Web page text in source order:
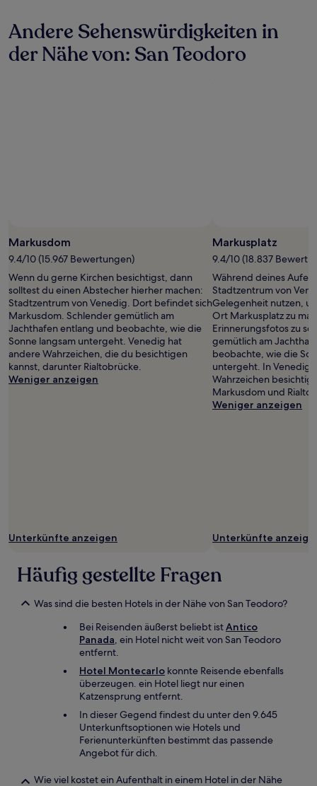
24 Stunden
für
einen
können
zusätzliche
gelten.
Andere Sehenswürdigkeiten in
der Nähe von: San Teodoro
Markusdom
9.4/10 (15.967 Bewertungen)
Wenn du gerne Kirchen besichtigst, dann
solltest du einen Abstecher hierher machen:
Stadtzentrum von Venedig. Dort befindet sich
Markusdom. Schlender gemütlich am
Jachthafen entlang und beobachte, wie die
Sonne langsam untergeht. Venedig hat
andere Wahrzeichen, die du besichtigen
kannst, darunter Rialtobrücke.
Weniger anzeigen
Unterkünfte anzeigen
Markusplatz
9.4/10 (18.837
Während deines
Stadtzentrum von
Gelegenheit nutzen,
Ort Markusplatz zu
Erinnerungsfotos zu
gemütlich am
beobachte, wie die
untergeht. In Venedig
Wahrzeichen
Markusdom und
Weniger anzeigen
Unterkünfte
Häufig gestellte Fragen
Was sind die besten Hotels in der Nähe von San Teodoro?
Bei Reisenden äußerst beliebt istAntico
Panada, ein Hotel nicht weit von San Teodoro
entfernt.
Hotel Montecarlo konnte Reisende ebenfalls
überzeugen. ein Hotel liegt nur einen
Katzensprung entfernt.
In dieser Gegend findest du unter den 9.645
Unterkunftsoptionen wie Hotels und
Ferienunterkünften bestimmt das passende
Angebot für dich.
Wie viel kostet ein Aufenthalt in einem Hotel in der Nähe